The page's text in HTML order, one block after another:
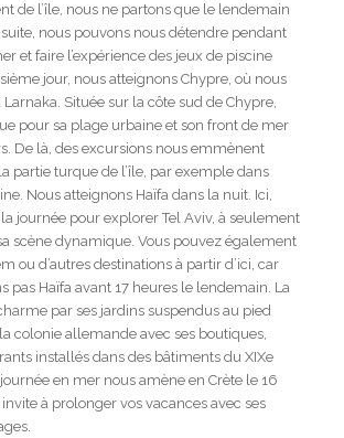
de l’île, nous ne partons que le lendemain
nous pouvons nous détendre pendant
et faire l’expérience des jeux de piscine
jour, nous atteignons Chypre, où nous
Larnaka. Située sur la côte sud de Chypre,
pour sa plage urbaine et son front de mer
De là, des excursions nous emmènent
partie turque de l’île, par exemple dans
Nous atteignons Haïfa dans la nuit. Ici,
journée pour explorer Tel Aviv, à seulement
scène dynamique. Vous pouvez également
ou d’autres destinations à partir d’ici, car
pas Haïfa avant 17 heures le lendemain. La
par ses jardins suspendus au pied
colonie allemande avec ses boutiques,
installés dans des bâtiments du XIXe
en mer nous amène en Crète le 16
à prolonger vos vacances avec ses